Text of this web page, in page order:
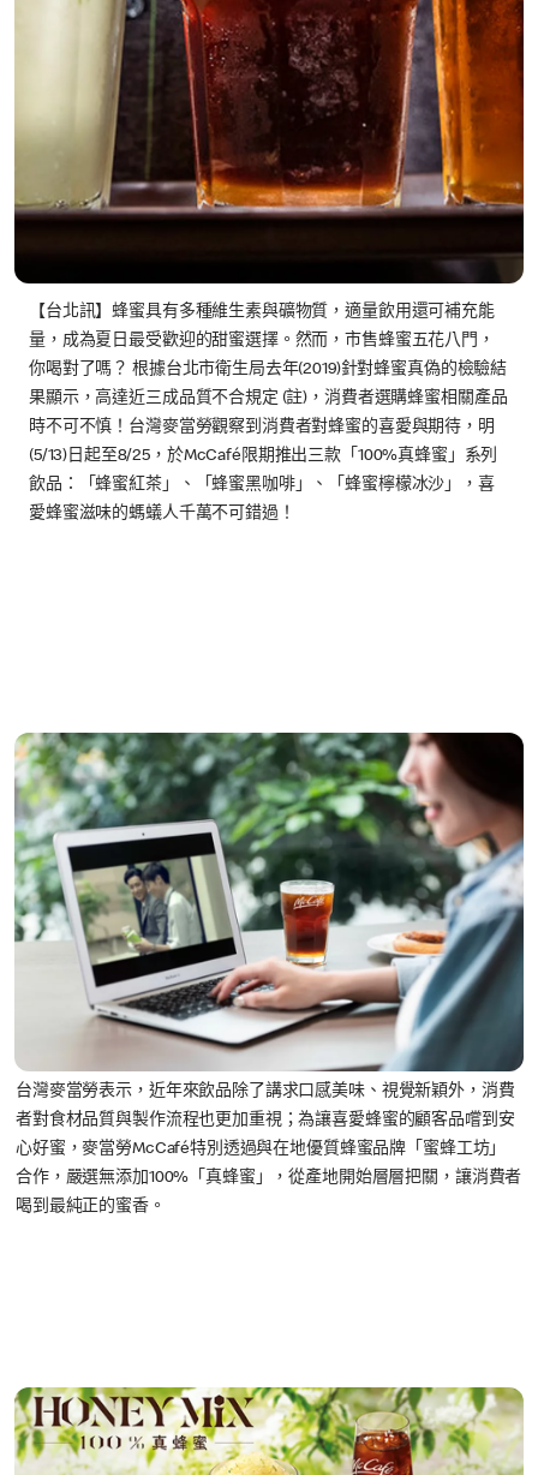
【台北訊】蜂蜜具有多種維生素與礦物質，適量飲用還可補充能
量，成為夏日最受歡迎的甜蜜選擇。然而，市售蜂蜜五花八門，
你喝對了嗎？ 根據台北市衛生局去年(2019)針對蜂蜜真偽的檢驗結
果顯示，高達近三成品質不合規定 (註)，消費者選購蜂蜜相關產品
時不可不慎！台灣麥當勞觀察到消費者對蜂蜜的喜愛與期待，明
(5/13)日起至8/25，於McCafé限期推出三款「100%真蜂蜜」系列
飲品：「蜂蜜紅茶」、「蜂蜜黑咖啡」、「蜂蜜檸檬冰沙」，喜
愛蜂蜜滋味的螞蟻人千萬不可錯過！
台灣麥當勞表示，近年來飲品除了講求口感美味、視覺新穎外，消費
者對食材品質與製作流程也更加重視；為讓喜愛蜂蜜的顧客品嚐到安
心好蜜，麥當勞McCafé特別透過與在地優質蜂蜜品牌「蜜蜂工坊」
合作，嚴選無添加100%「真蜂蜜」，從產地開始層層把關，讓消費者
喝到最純正的蜜香。